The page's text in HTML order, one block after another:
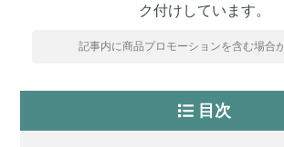
ク付けしています。
記事内に商品プロモーションを含む場合
目次